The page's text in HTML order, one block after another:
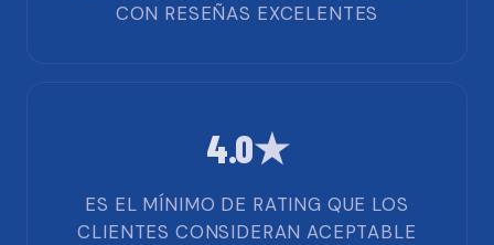
CON RESEÑAS EXCELENTES
4.0★
ES EL MÍNIMO DE RATING QUE LOS
CLIENTES CONSIDERAN ACEPTABLE